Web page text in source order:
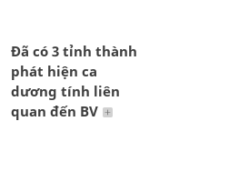
Đã có 3 tỉnh thành
phát hiện ca
dương tính liên
quan đến BV